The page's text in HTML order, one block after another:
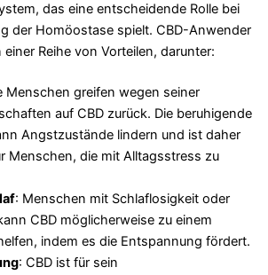
das eine entscheidende Rolle bei
der Homöostase spielt. CBD-Anwender
Reihe von Vorteilen, darunter:
Menschen greifen wegen seiner
auf CBD zurück. Die beruhigende
Angstzustände lindern und ist daher
Menschen, die mit Alltagsstress zu
: Menschen mit Schlaflosigkeit oder
CBD möglicherweise zu einem
indem es die Entspannung fördert.
: CBD ist für sein